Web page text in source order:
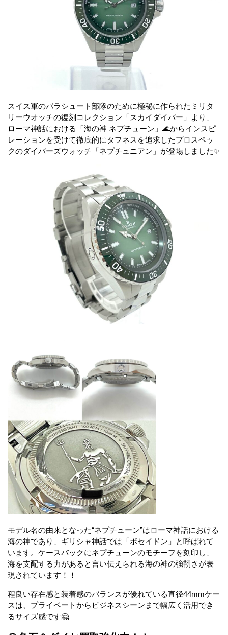
スイス軍のパラシュート部隊のために極秘に作られたミリタ
リーウオッチの復刻コレクション「スカイダイバー」より、
ローマ神話における「海の神 ネプチューン」🌊からインスピ
レーションを受けて徹底的にタフネスを追求したプロスペッ
クのダイバーズウォッチ「ネプチュニアン」が登場しました✨
モデル名の由来となった“ネプチューン”はローマ神話における
海の神であり、ギリシャ神話では「ポセイドン」と呼ばれて
います。ケースバックにネプチューンのモチーフを刻印し、
海を支配する力があると言い伝えられる海の神の強靭さが表
現されています！！
程良い存在感と装着感のバランスが優れている直径44mmケー
スは、プライベートからビジネスシーンまで幅広く活用でき
るサイズ感です🤗